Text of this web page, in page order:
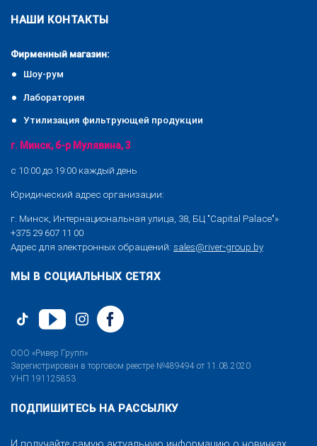
НАШИ КОНТАКТЫ
Фирменный магазин:
Шоу-рум
Лаборатория
Утилизация фильтрующей продукции
г. Минск, б-р Мулявина, 3
с 10:00 до 19:00 каждый день
Юридический адрес организации:
г. Минск, Интернациональная улица, 38, БЦ "Capital Palace"»
+375 29 607 11 00
Адрес для электронных обращений: sales@river-group.by
МЫ В СОЦИАЛЬНЫХ СЕТЯХ
ООО «Ривер Групп»
Зарегистрирован в торговом реестре №489494 от 11.08.2020
УНП 191125853
ПОДПИШИТЕСЬ НА РАССЫЛКУ